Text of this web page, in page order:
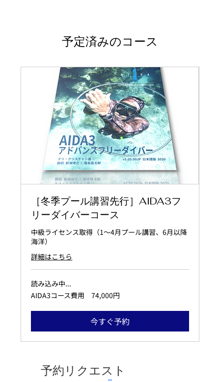
予定済みのコース
［冬季プール講習先行］AIDA3フ
リーダイバーコース
中級ライセンス取得（1～4月プール講習、6月以降
海洋）
詳細はこちら
読み込み中...
AIDA3
コ
ス
74,000
AIDA3コース費用 74,000円
今すぐ予約
予約リクエスト